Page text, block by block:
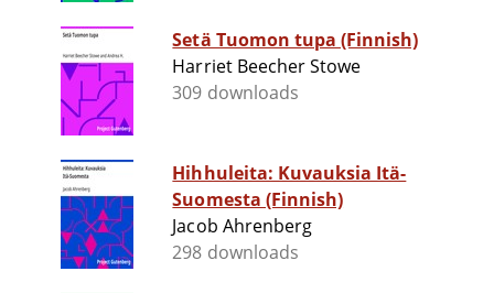
Setä Tuomon tupa (Finnish)
Harriet Beecher Stowe
309 downloads
Hihhuleita: Kuvauksia Itä-
Suomesta (Finnish)
Jacob Ahrenberg
298 downloads